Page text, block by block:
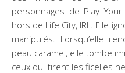
personnages de Play
hors de Life City, IRL. Elle
manipulés. Lorsqu’elle
peau caramel, elle tombe
ceux qui tirent les ficelles